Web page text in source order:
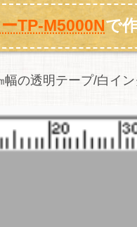
TP‐M5000Nで
の透明テープ/白イ